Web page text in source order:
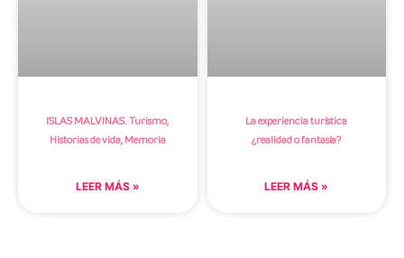
ISLAS MALVINAS. Turismo,
Historias de vida, Memoria
LEER MÁS »
La experiencia turística
¿realidad o fantasía?
LEER MÁS »